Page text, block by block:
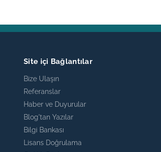
Site içi Bağlantılar
Bize Ulaşın
Referanslar
Haber ve Duyurular
Blog'tan Yazılar
Bilgi Bankası
Lisans Doğrulama